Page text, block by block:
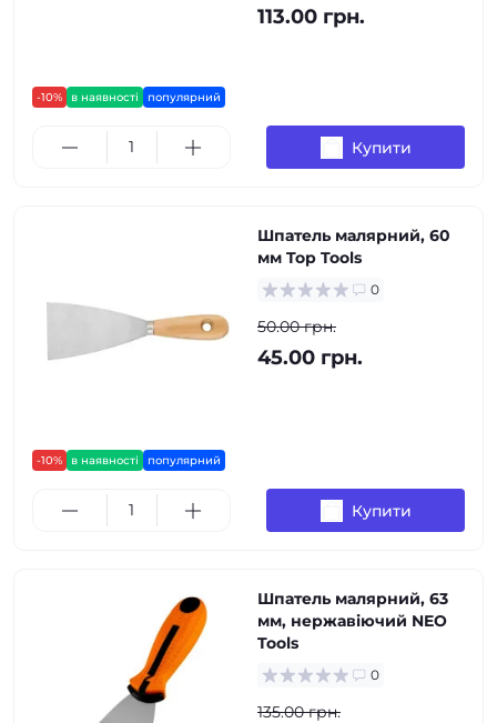
-10% в наявності популярний
113.00 грн.
Купити
-10% в наявності популярний
Шпатель малярний, 60
мм Top Tools
0
50.00 грн.
45.00 грн.
Купити
Шпатель малярний, 63
мм, нержавіючий NEO
Tools
0
135.00 грн.